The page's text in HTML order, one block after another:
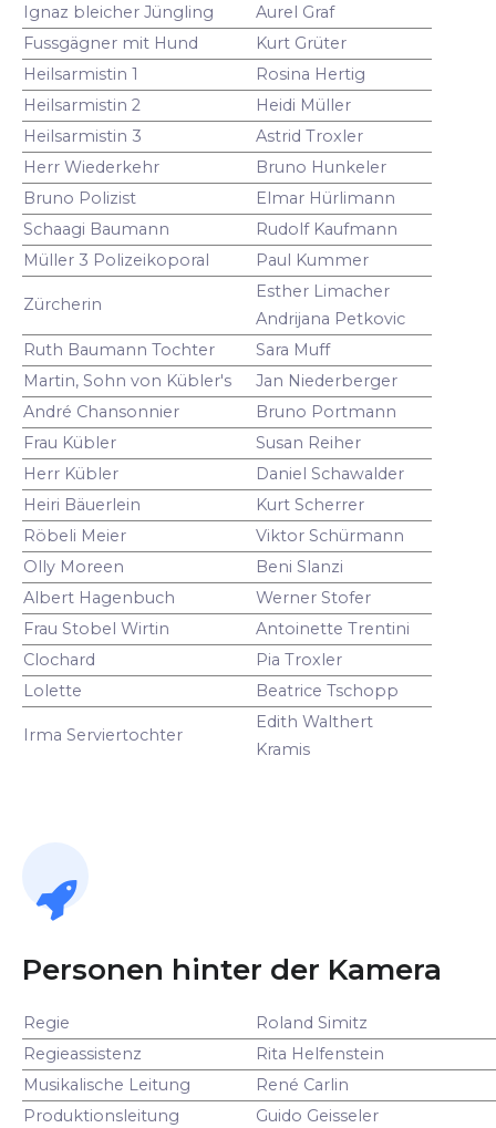
Ignaz bleicher Jüngling
Aurel Graf
Fussgägner mit Hund
Kurt Grüter
Heilsarmistin 1
Rosina Hertig
Heilsarmistin 2
Heidi Müller
Heilsarmistin 3
Astrid Troxler
Herr Wiederkehr
Bruno Hunkeler
Bruno Polizist
Elmar Hürlimann
Schaagi Baumann
Rudolf Kaufmann
Müller 3 Polizeikoporal
Paul Kummer
Zürcherin
Esther Limacher
Andrijana Petkovic
Ruth Baumann Tochter
Sara Muff
Martin, Sohn von Kübler's
Jan Niederberger
André Chansonnier
Bruno Portmann
Frau Kübler
Susan Reiher
Herr Kübler
Daniel Schawalder
Heiri Bäuerlein
Kurt Scherrer
Röbeli Meier
Viktor Schürmann
Olly Moreen
Beni Slanzi
Albert Hagenbuch
Werner Stofer
Frau Stobel Wirtin
Antoinette Trentini
Clochard
Pia Troxler
Lolette
Beatrice Tschopp
Irma Serviertochter
Edith Walthert
Kramis
Personen hinter der Kamera
Regie
Roland Simitz
Regieassistenz
Rita Helfenstein
Musikalische Leitung
René Carlin
Produktionsleitung
Guido Geisseler